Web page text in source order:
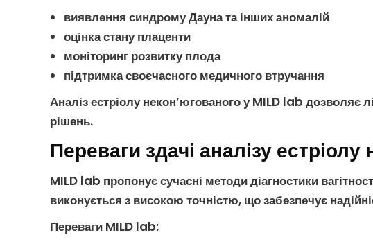
виявлення синдрому Дауната інших аномалій
оцінка стану плаценти
моніторинг розвитку плода
підтримка своєчасного медичного втручання
Аналіз естріолу некон’югованогоу MILD lab дозволяє
рішень.
Переваги здачі аналізу
MILD lab пропонує сучасні методидіагностики
виконується з високою точністю, що забезпечує
Переваги MILD lab: